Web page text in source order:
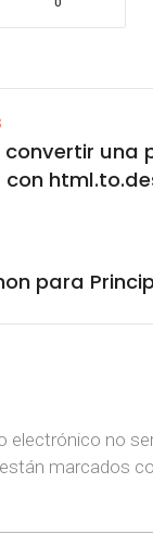
convertir una
con
para
electrónico no
marcados